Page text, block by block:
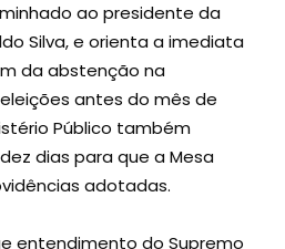
ao presidente da
Silva, e orienta a imediata
da abstenção na
antes do mês de
Público também
dias para que a Mesa
adotadas.
entendimento do Supremo